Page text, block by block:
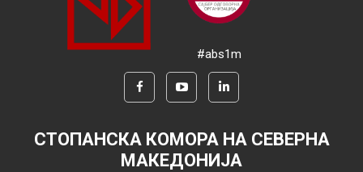
#abs1m
СТОПАНСКА КОМОРА НА СЕВЕРНА
МАКЕДОНИЈА